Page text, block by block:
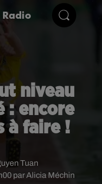
niveau
: encore
à faire !
par Alicia Méchin
Tuan